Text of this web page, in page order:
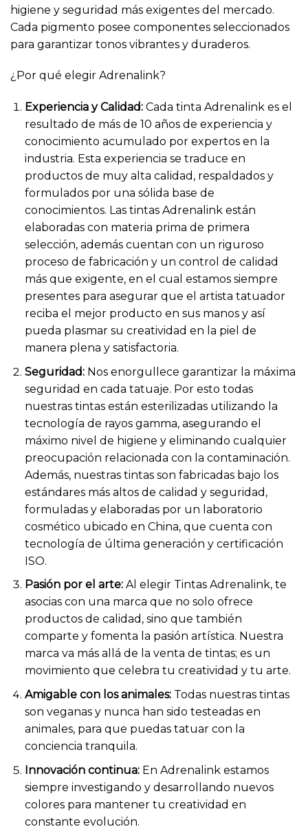
higiene y seguridad más exigentes del mercado.
Cada pigmento posee componentes seleccionados
para garantizar tonos vibrantes y duraderos.
¿Por qué elegir Adrenalink?
Experiencia y Calidad:Cada tinta Adrenalink es el
resultado de más de 10 años de experiencia y
conocimiento acumulado por expertos en la
industria. Esta experiencia se traduce en
productos de muy alta calidad, respaldados y
formulados por una sólida base de
conocimientos. Las tintas Adrenalink están
elaboradas con materia prima de primera
selección, además cuentan con un riguroso
proceso de fabricación y un control de calidad
más que exigente, en el cual estamos siempre
presentes para asegurar que el artista tatuador
reciba el mejor producto en sus manos y así
pueda plasmar su creatividad en la piel de
manera plena y satisfactoria.
Seguridad:Nos enorgullece garantizar la máxima
seguridad en cada tatuaje. Por esto todas
nuestras tintas están esterilizadas utilizando la
tecnología de rayos gamma, asegurando el
máximo nivel de higiene y eliminando cualquier
preocupación relacionada con la contaminación.
Además, nuestras tintas son fabricadas bajo los
estándares más altos de calidad y seguridad,
formuladas y elaboradas por un laboratorio
cosmético ubicado en China, que cuenta con
tecnología de última generación y certificación
ISO.
Pasión por el arte:Al elegir Tintas Adrenalink, te
asocias con una marca que no solo ofrece
productos de calidad, sino que también
comparte y fomenta la pasión artística. Nuestra
marca va más allá de la venta de tintas; es un
movimiento que celebra tu creatividad y tu arte.
Amigable con los animales:Todas nuestras tintas
son veganas y nunca han sido testeadas en
animales, para que puedas tatuar con la
conciencia tranquila.
Innovación continua:En Adrenalink estamos
siempre investigando y desarrollando nuevos
colores para mantener tu creatividad en
constante evolución.